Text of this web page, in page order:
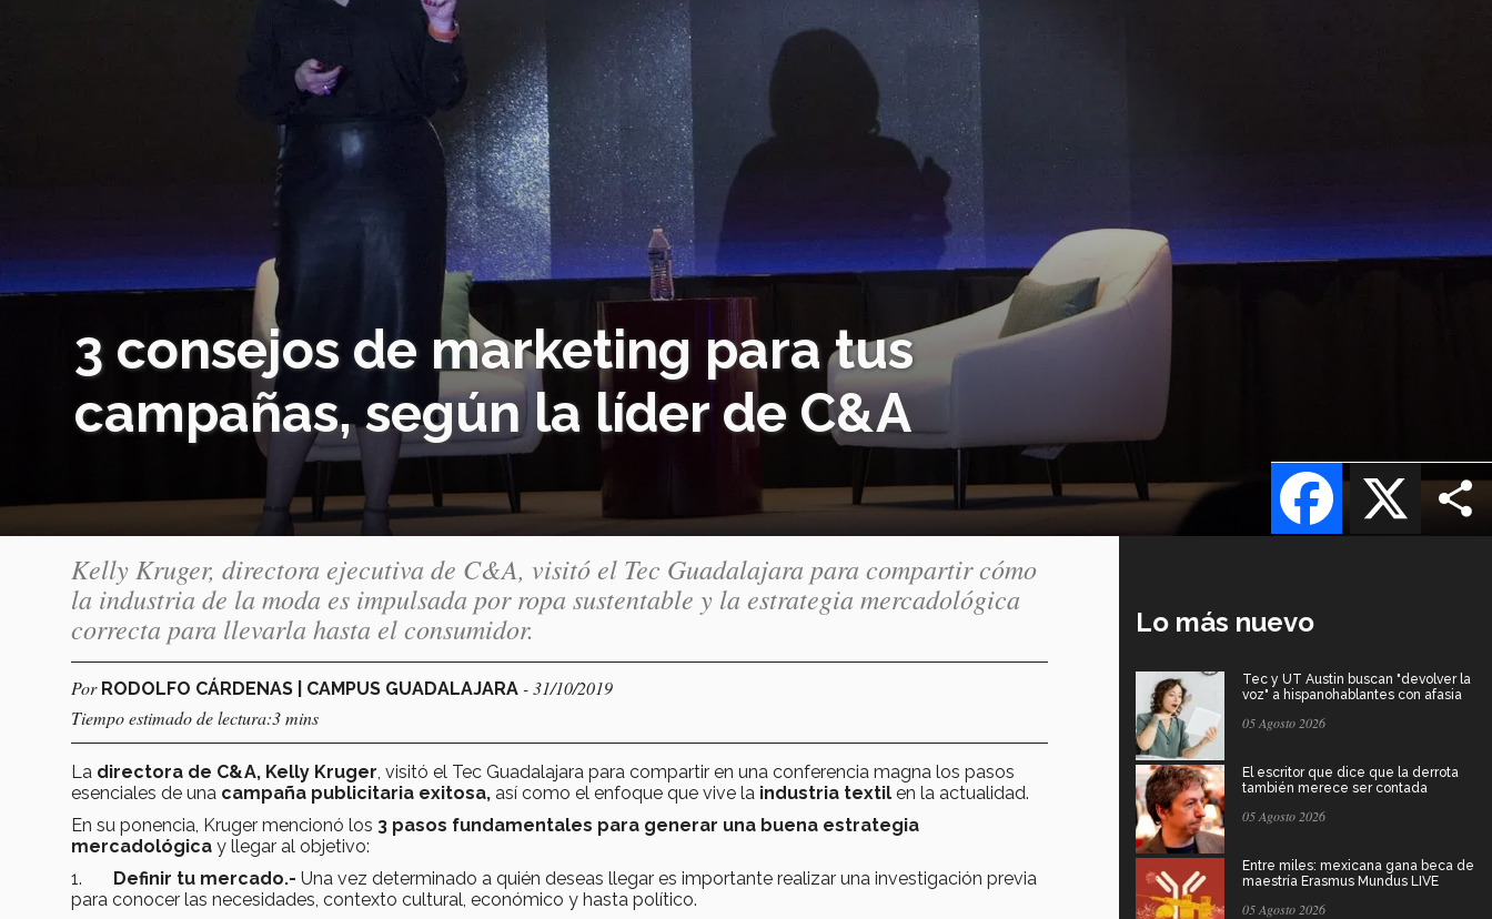
3 consejos de marketing para tus
campañas, según la líder de C&A
X
Facebook
Kelly Kruger, directora ejecutiva de C&A, visitó el Tec Guadalajara para compartir cómo
la industria de la moda es impulsada por ropa sustentable y la estrategia mercadológica
correcta para llevarla hasta el consumidor.
Por RODOLFO CÁRDENAS | CAMPUS GUADALAJARA - 31/10/2019
Tiempo estimado de lectura:3 mins
La directora de C&A, Kelly Kruger , visitó el Tec Guadalajara para compartir en una conferencia magna los pasos
esenciales de una campaña publicitaria exitosa, así como el enfoque que vive la industria textil en la actualidad.
En su ponencia, Kruger mencionó los 3 pasos fundamentales para generar una buena estrategia
mercadológica y llegar al objetivo:
1. Definir tu mercado.- Una vez determinado a quién deseas llegar es importante realizar una investigación previa
para conocer las necesidades, contexto cultural, económico y hasta político.
Lo más nuevo
Tec y UT Austin buscan "devolver la
voz" a hispanohablantes con afasia
05 Agosto 2026
El escritor que dice que la derrota
también merece ser contada
05 Agosto 2026
Entre miles: mexicana gana beca de
maestría Erasmus Mundus LIVE
05 Agosto 2026